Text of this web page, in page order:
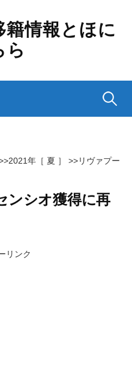
情報とほに
ら
検
2021年［ 夏 ］ >>リヴァプー
ンシオ獲得に再
リンク